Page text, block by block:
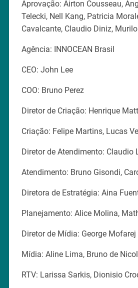
Aprovação: Airton Cousseau,
Telecki, Nell Kang, Patricia
Cavalcante, Claudio Diniz,
Agência: INNOCEAN Brasil
CEO: John Lee
COO: Bruno Perez
Diretor de Criação: Henrique
Criação: Felipe Martins, Lucas
Diretor de Atendimento: Claudio
Atendimento: Bruno Gisondi,
Diretora de Estratégia: Aina
Planejamento: Alice Molina,
Diretor de Mídia: George Mofarej
Mídia: Aline Lima, Bruno de
RTV: Larissa Sarkis, Dionisio